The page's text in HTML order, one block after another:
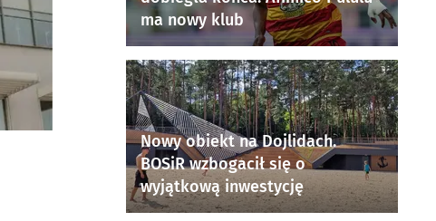
ma nowy klub
Nowy obiekt na Dojlidach.
BOSiR wzbogacił się o
wyjątkową inwestycję